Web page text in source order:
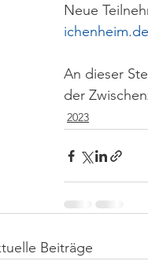
Neue
ichenheim.de
An dieser
der
2023
Beiträge